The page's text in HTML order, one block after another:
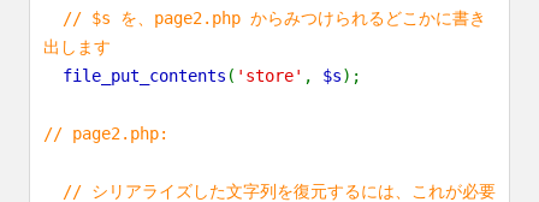
// $s を、page2.php からみつけられるどこかに書き
出します
file_put_contents ( 'store' , $s);
// page2.php:
// シリアライズした文字列を復元するには、これが必要